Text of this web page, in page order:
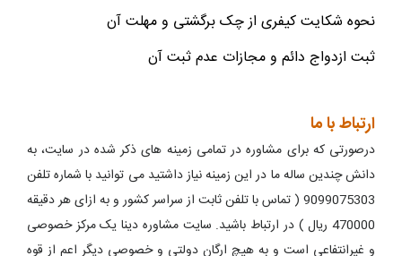
نحوه شکایت کیفری از چک برگشتی و مهلت آن
ثبت ازدواج دائم و مجازات عدم ثبت آن
ارتباط با ما
درصورتی که برای مشاوره در تمامی زمینه های ذکر شده در سایت، به
دانش چندین ساله ما در این زمینه نیاز داشتید می توانید با شماره تلفن
9099075303 ( تماس با تلفن ثابت از سراسر کشور و به ازای هر دقیقه
470000 ریال ) در ارتباط باشید. سایت مشاوره دینا یک مرکز خصوصی
و غیرانتفاعی است و به هیچ ارگان دولتی و خصوصی دیگر اعم از قوه